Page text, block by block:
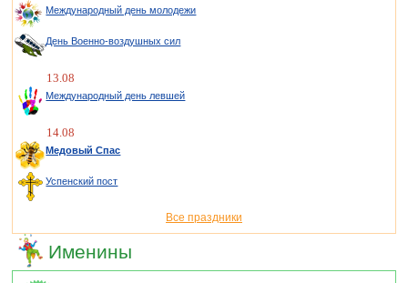
Международный день молодежи
День Военно-воздушных сил
13.08
Международный день левшей
14.08
Медовый Спас
Успенский пост
Все праздники
Именины